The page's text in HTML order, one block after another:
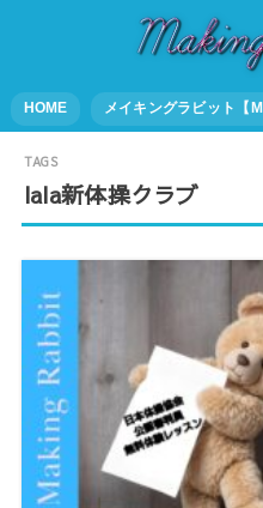
HOME メイキングラビット【
lala新体操クラブ